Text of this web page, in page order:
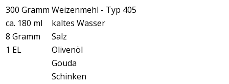
300 Gramm Weizenmehl - Typ 405
ca. 180 ml
kaltes Wasser
8 Gramm
Salz
1 EL
Olivenöl
Gouda
Schinken